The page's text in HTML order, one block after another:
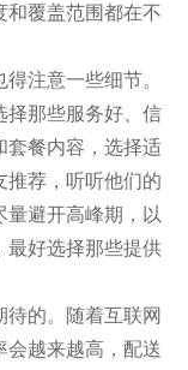
和覆盖范围都在不
注意一些细节。
择那些服务好、信
套餐内容，选择适
推荐，听听他们的
量避开高峰期，以
最好选择那些提供
的。随着互联网
会越来越高，配送